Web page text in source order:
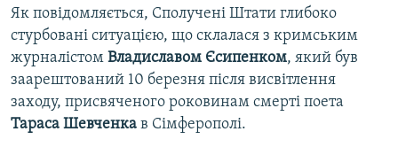
Як повідомляється, Сполучені Штати глибоко
стурбовані ситуацією, що склалася з кримським
журналістом Владиславом Єсипенком, який був
заарештований 10 березня після висвітлення
заходу, присвяченого роковинам смерті поета
Тараса Шевченка в Сімферополі.